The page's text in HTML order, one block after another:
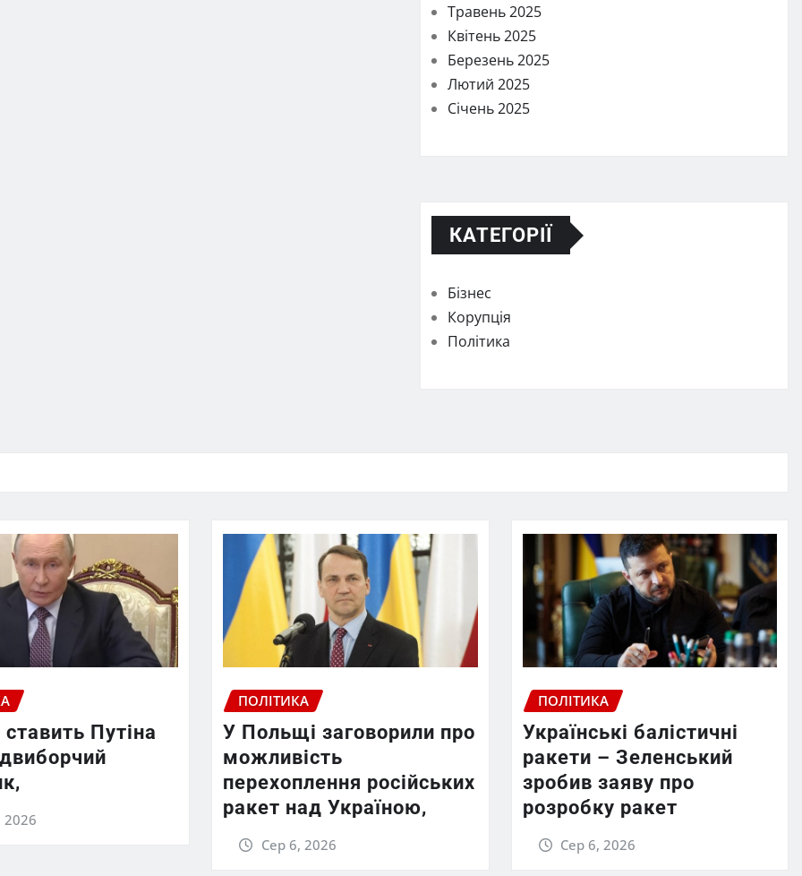
Травень 2025
Квітень 2025
Березень 2025
Лютий 2025
Січень 2025
КАТЕГОРІЇ
Бізнес
Корупція
Політика
ставить Путіна
2026
ПОЛІТИКА
У Польщі заговорили про
можливість
перехоплення російських
ракет над Україною,
Сер 6, 2026
ПОЛІТИКА
Українські балістичні
ракети – Зеленський
зробив заяву про
розробку ракет
Сер 6, 2026